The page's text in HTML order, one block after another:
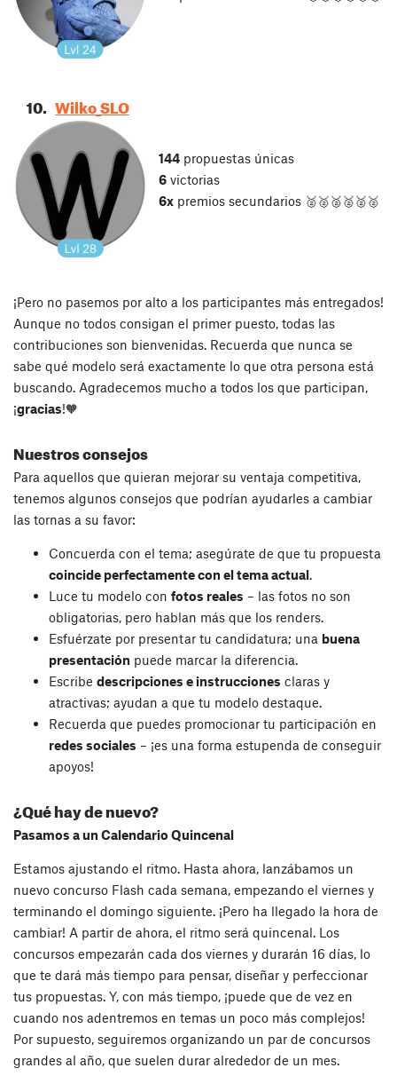
10. Wilko_SLO
144 propuestas únicas
6 victorias
6x premios secundarios 🥈🥈🥈🥈🥈🥈
¡Pero no pasemos por alto a los participantes más entregados!
Aunque no todos consigan el primer puesto, todas las
contribuciones son bienvenidas. Recuerda que nunca se
sabe qué modelo será exactamente lo que otra persona está
buscando. Agradecemos mucho a todos los que participan,
¡gracias!🧡
Nuestros consejos
Para aquellos que quieran mejorar su ventaja competitiva,
tenemos algunos consejos que podrían ayudarles a cambiar
las tornas a su favor:
Concuerda con el tema; asegúrate de que tu propuesta
coincide perfectamente con el tema actual.
Luce tu modelo con fotos reales – las fotos no son
obligatorias, pero hablan más que los renders.
Esfuérzate por presentar tu candidatura; una buena
presentación puede marcar la diferencia.
Escribe descripciones e instrucciones claras y
atractivas; ayudan a que tu modelo destaque.
Recuerda que puedes promocionar tu participación en
redes sociales – ¡es una forma estupenda de conseguir
apoyos!
¿Qué hay de nuevo?
Pasamos a un Calendario Quincenal
Estamos ajustando el ritmo. Hasta ahora, lanzábamos un
nuevo concurso Flash cada semana, empezando el viernes y
terminando el domingo siguiente. ¡Pero ha llegado la hora de
cambiar! A partir de ahora, el ritmo será quincenal. Los
concursos empezarán cada dos viernes y durarán 16 días, lo
que te dará más tiempo para pensar, diseñar y perfeccionar
tus propuestas. Y, con más tiempo, ¡puede que de vez en
cuando nos adentremos en temas un poco más complejos!
Por supuesto, seguiremos organizando un par de concursos
grandes al año, que suelen durar alrededor de un mes.